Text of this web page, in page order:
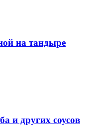
на тандыре
и других соусов